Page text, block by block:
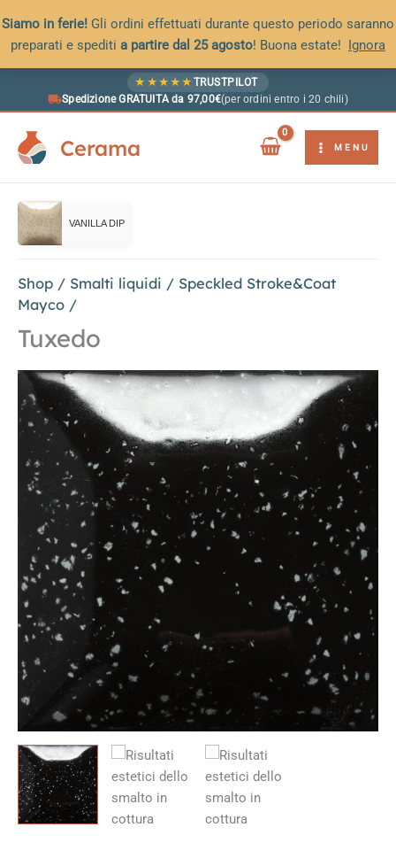
Siamo in ferie! Gli ordini effettuati durante questo periodo saranno
preparati e spediti a partire dal 25 agosto! Buona estate! Ignora
★ ★ ★ ★ ★ TRUSTPILOT
Spedizione GRATUITA da 97,00€(per ordini entro i 20 chili)
Cerama MENU
VANILLA DIP
Shop / Smalti liquidi / Speckled Stroke&Coat
Mayco /
Tuxedo